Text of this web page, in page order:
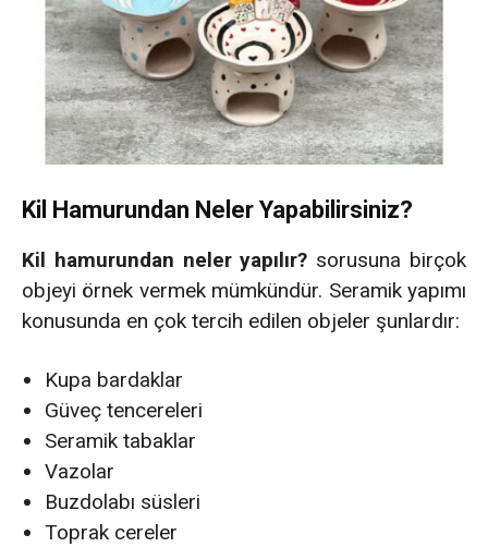
Kil Hamurundan Neler Yapabilirsiniz?
Kil hamurundan neler yapılır? sorusuna birçok
objeyi örnek vermek mümkündür. Seramik yapımı
konusunda en çok tercih edilen objeler şunlardır:
Kupa bardaklar
Güveç tencereleri
Seramik tabaklar
Vazolar
Buzdolabı süsleri
Toprak cereler